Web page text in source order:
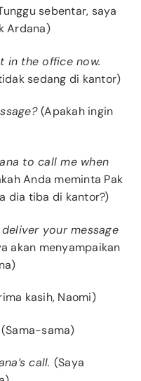
sebentar, saya
Ardana)
in the office now.
sedang di kantor)
(Apakah ingin
to call me when
Anda meminta Pak
dia tiba di kantor?)
deliver your message
akan menyampaikan
kasih, Naomi)
(Sama-sama)
call. (Saya